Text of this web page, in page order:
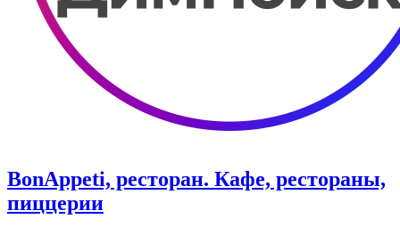
BonAppeti, ресторан. Кафе, рестораны,
пиццерии